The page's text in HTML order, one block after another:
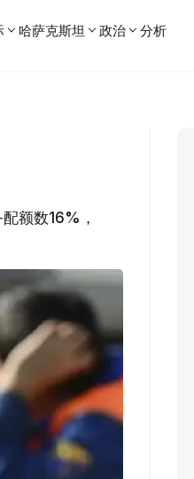
哈萨克斯坦 政治 分析
额数16%，